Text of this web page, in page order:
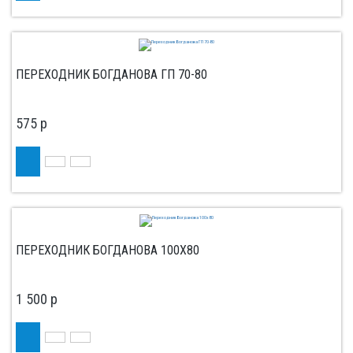
ПЕРЕХОДНИК БОГДАНОВА ГП 70-80
575 p
ПЕРЕХОДНИК БОГДАНОВА 100Х80
1 500 p